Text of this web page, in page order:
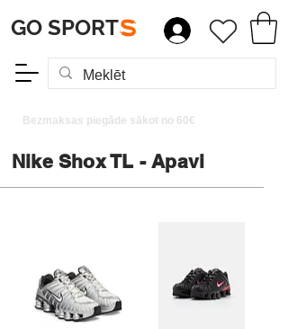
Bezmaksas piegāde sākot no 60€
GO SPORTS
Nike Shox TL - Apavi